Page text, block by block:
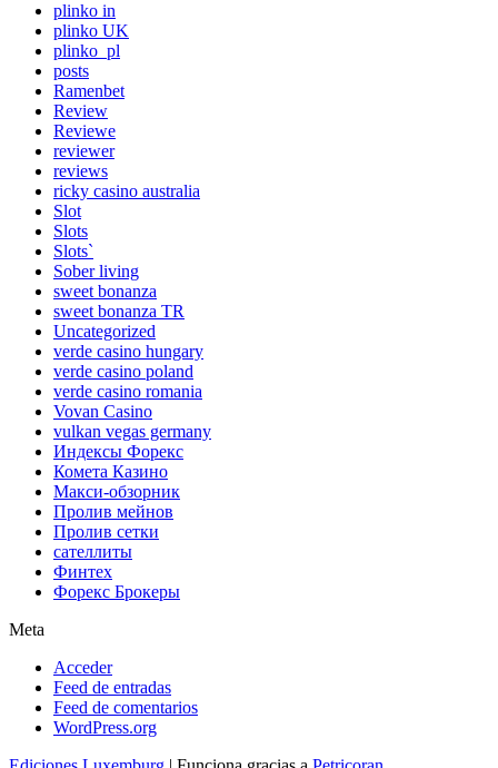
plinko in
plinko UK
plinko_pl
posts
Ramenbet
Review
Reviewe
reviewer
reviews
ricky casino australia
Slot
Slots
Slots`
Sober living
sweet bonanza
sweet bonanza TR
Uncategorized
verde casino hungary
verde casino poland
verde casino romania
Vovan Casino
vulkan vegas germany
Индексы Форекс
Комета Казино
Макси-обзорник
Пролив мейнов
Пролив сетки
сателлиты
Финтех
Форекс Брокеры
Meta
Acceder
Feed de entradas
Feed de comentarios
WordPress.org